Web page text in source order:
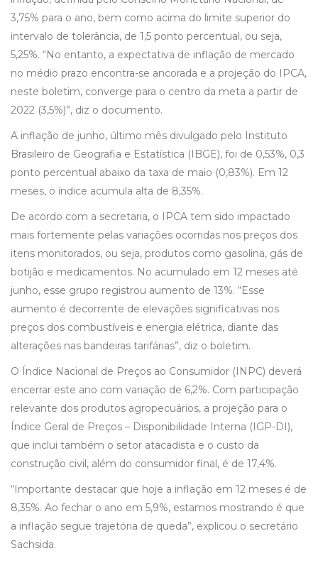
3,75% para o ano, bem como acima do limite superior do
intervalo de tolerância, de 1,5 ponto percentual, ou seja,
5,25%. “No entanto, a expectativa de inflação de mercado
no médio prazo encontra-se ancorada e a projeção do IPCA,
neste boletim, converge para o centro da meta a partir de
2022 (3,5%)”, diz o documento.
A inflação de junho, último mês divulgado pelo Instituto
Brasileiro de Geografia e Estatística (IBGE), foi de 0,53%, 0,3
ponto percentual abaixo da taxa de maio (0,83%). Em 12
meses, o índice acumula alta de 8,35%.
De acordo com a secretaria, o IPCA tem sido impactado
mais fortemente pelas variações ocorridas nos preços dos
itens monitorados, ou seja, produtos como gasolina, gás de
botijão e medicamentos. No acumulado em 12 meses até
junho, esse grupo registrou aumento de 13%. “Esse
aumento é decorrente de elevações significativas nos
preços dos combustíveis e energia elétrica, diante das
alterações nas bandeiras tarifárias”, diz o boletim.
O Índice Nacional de Preços ao Consumidor (INPC) deverá
encerrar este ano com variação de 6,2%. Com participação
relevante dos produtos agropecuários, a projeção para o
Índice Geral de Preços – Disponibilidade Interna (IGP-DI),
que inclui também o setor atacadista e o custo da
construção civil, além do consumidor final, é de 17,4%.
“Importante destacar que hoje a inflação em 12 meses é de
8,35%. Ao fechar o ano em 5,9%, estamos mostrando é que
a inflação segue trajetória de queda”, explicou o secretário
Sachsida.